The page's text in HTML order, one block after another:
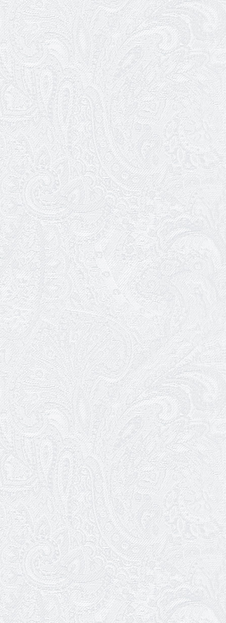
Конкурс на заміщення вакантних
посад
12.05.2026
Ювілей Світлани Коцюренко
10.05.2026
Онлайн-трансляція концерту «Хто
кого?»
09.05.2026
Ювілей Олександра Ланге
08.05.2026
Відновлення мюзиклу «Ханум»
06.05.2026
Вітаємо з прем'єрою у виставі «Два
кольори однієї долі» Катерину Мись!
26.04.2026
З першою прем'єрою 2026 року!
25.04.2026
Трудовий ювілей Ауріки Ахметової
24.04.2026
З прем'єрою вистави «Божевільна
родина»!
02.04.2026
Запрошуємо на прем'єру вистави
«Божевільна родина»
01.04.2026
Трудовий ювілей Олени Корольової
27.03.2026
З Всесвітнім днем театру!
26.03.2026
Божевільна родина — 24 та 26 квітня
25.03.2026
Нам — 79!
17.03.2026
Зелене світло твого дозвілля
11.03.2026
Результати конкурсу
10.03.2026
Ювілей Тетяни Хамітової
03.03.2026
Ювілей Сергія Богаченка